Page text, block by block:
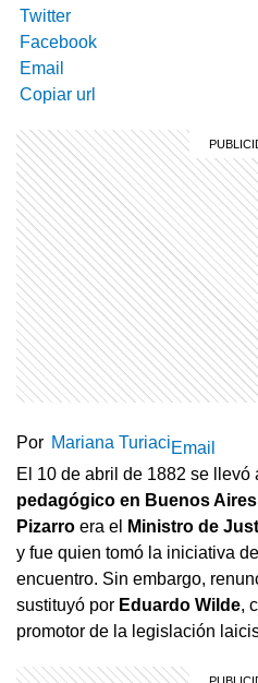
Twitter
Facebook
Email
Copiar url
Por Mariana TuriaciEmail
El 10 de abril de 1882 se llevó
pedagógico en Buenos Aires
Pizarro era el
Ministro de
y fue quien tomó la iniciativa
encuentro. Sin embargo,
sustituyó por Eduardo Wilde,
promotor de la legislación